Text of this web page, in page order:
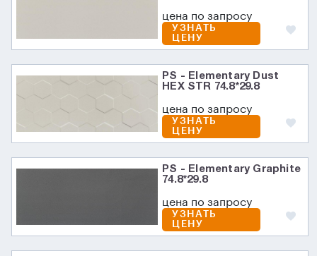
цена по запросу
УЗНАТЬ
ЦЕНУ
PS - Elementary Dust
HEX STR 74.8*29.8
цена по запросу
УЗНАТЬ
ЦЕНУ
PS - Elementary Graphite
74.8*29.8
цена по запросу
УЗНАТЬ
ЦЕНУ